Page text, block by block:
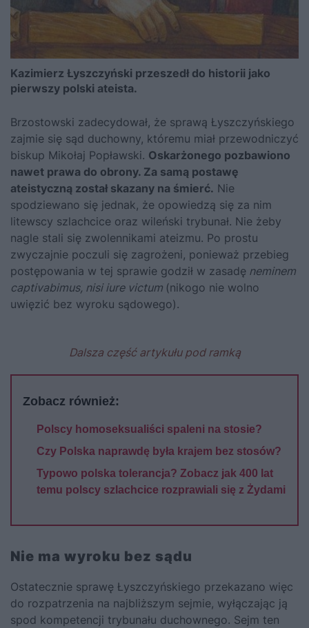
Kazimierz Łyszczyński przeszedł do historii jako
pierwszy polski ateista.
Brzostowski zadecydował, że sprawą Łyszczyńskiego
zajmie się sąd duchowny, któremu miał przewodniczyć
biskup Mikołaj Popławski. Oskarżonego pozbawiono
nawet prawa do obrony. Za samą postawę
ateistyczną został skazany na śmierć. Nie
spodziewano się jednak, że opowiedzą się za nim
litewscy szlachcice oraz wileński trybunał. Nie żeby
nagle stali się zwolennikami ateizmu. Po prostu
zwyczajnie poczuli się zagrożeni, ponieważ przebieg
postępowania w tej sprawie godził w zasadę neminem
captivabimus, nisi iure victum (nikogo nie wolno
uwięzić bez wyroku sądowego).
Dalsza część artykułu pod ramką
Zobacz również:
Polscy homoseksualiści spaleni na stosie?
Czy Polska naprawdę była krajem bez stosów?
Typowo polska tolerancja? Zobacz jak 400 lat
temu polscy szlachcice rozprawiali się z Żydami
Nie ma wyroku bez sądu
Ostatecznie sprawę Łyszczyńskiego przekazano więc
do rozpatrzenia na najbliższym sejmie, wyłączając ją
spod kompetencji trybunału duchownego. Sejm ten